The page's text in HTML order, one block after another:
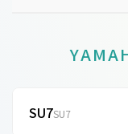
SU7SU7